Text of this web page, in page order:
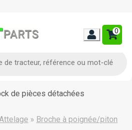
0
de pièces détachées
» Broche à poignée/piton